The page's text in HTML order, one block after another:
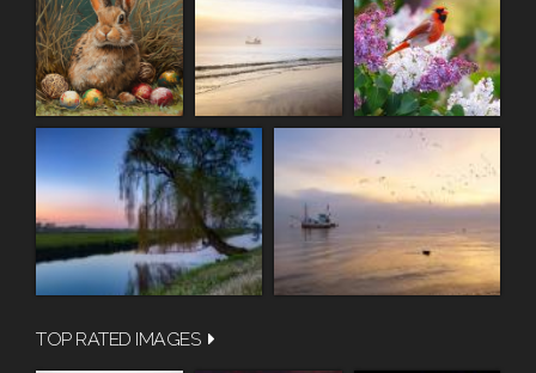
TOP RATED IMAGES